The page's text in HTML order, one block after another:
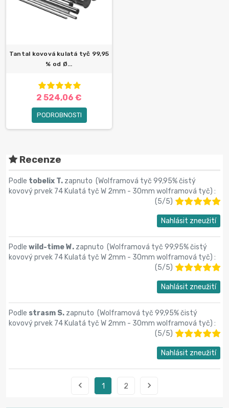
Tantal kovová kulatá tyč 99,95
% od Ø...
2 524,06 €
PODROBNOSTI
Recenze
Podle tobelix T. zapnuto (Wolframová tyč 99,95% čistý
kovový prvek 74 Kulatá tyč W 2mm - 30mm wolframová tyč) :
(5/5)
Nahlásit zneužití
Podle wild-time W. zapnuto (Wolframová tyč 99,95% čistý
kovový prvek 74 Kulatá tyč W 2mm - 30mm wolframová tyč) :
(5/5)
Nahlásit zneužití
Podle strasm S. zapnuto (Wolframová tyč 99,95% čistý
kovový prvek 74 Kulatá tyč W 2mm - 30mm wolframová tyč) :
(5/5)
Nahlásit zneužití
 1 2 